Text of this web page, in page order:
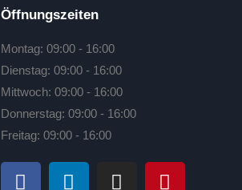
Öffnungszeiten
Montag: 09:00 - 16:00
Dienstag: 09:00 - 16:00
Mittwoch: 09:00 - 16:00
Donnerstag: 09:00 - 16:00
Freitag: 09:00 - 16:00